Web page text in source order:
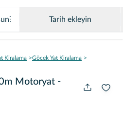
Tarih ekleyin
Kiralama
Göcek Yat Kiralama
Motoryat -